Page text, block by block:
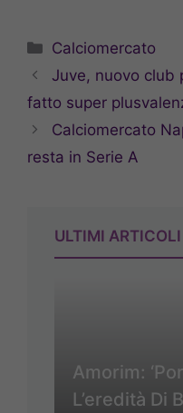
Categorie
Calciomercato
Juve, nuovo club
fatto super
Calciomercato
resta in Serie A
ULTIMI ARTICOLI
Amorim:
L’eredità Di